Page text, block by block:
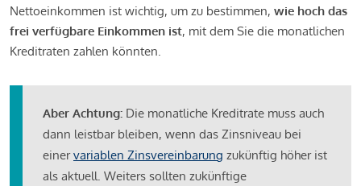
Nettoeinkommen ist wichtig, um zu bestimmen, wie hoch das
frei verfügbare Einkommen ist, mit dem Sie die monatlichen
Kreditraten zahlen könnten.
Aber Achtung: Die monatliche Kreditrate muss auch
dann leistbar bleiben, wenn das Zinsniveau bei
einervariablen Zinsvereinbarung zukünftig höher ist
als aktuell. Weiters sollten zukünftige